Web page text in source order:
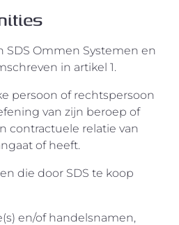
SDS Ommen Systemen en
in artikel 1.
persoon of rechtspersoon
van zijn beroep of
contractuele relatie van
of heeft.
die door SDS te koop
en/of handelsnamen,